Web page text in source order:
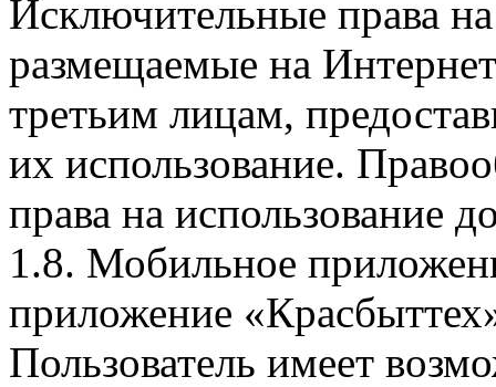
Исключительные права
размещаемые на
третьим лицам,
их использование.
права на использование
1.8. Мобильное
приложение
Пользователь имеет